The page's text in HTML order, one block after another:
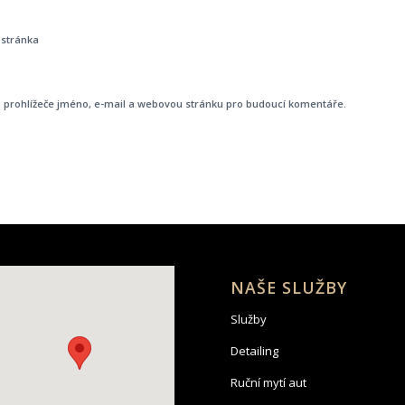
prohlížeče jméno, e-mail a webovou stránku pro budoucí komentáře.
NAŠE SLUŽBY
Služby
Detailing
Ruční mytí aut